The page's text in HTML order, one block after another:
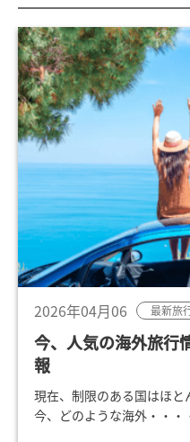
2026年04月06 最新旅
今、人気の海外旅行
報
現在、制限のある国はほと
今、どのような海外・・・